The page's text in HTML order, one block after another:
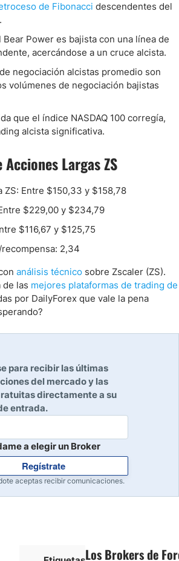
de Fibonacci descendentes del
Bear Power es bajista con una línea de
acercándose a un cruce alcista.
negociación alcistas promedio son
volúmenes de negociación bajistas
que el índice NASDAQ 100 corregía,
alcista significativa.
Largas ZS
ZS: Entre $150,33 y $158,78
$229,00 y $234,79
$116,67 y $125,75
2,34
análisis técnico sobre Zscaler (ZS).
de las mejores plataformas de trading de
por DailyForex que vale la pena
para recibir las últimas
del mercado y las
directamente a su
entrada.
a elegir un Broker
Regístrate
aceptas recibir comunicaciones.
Los Brokers de